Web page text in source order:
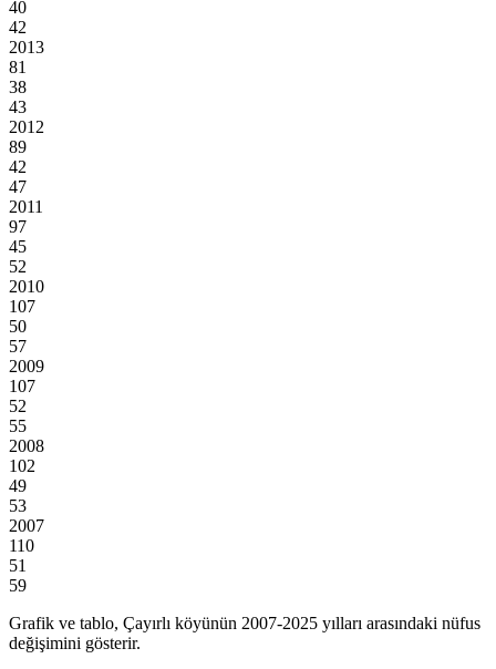
40
42
2013
81
38
43
2012
89
42
47
2011
97
45
52
2010
107
50
57
2009
107
52
55
2008
102
49
53
2007
110
51
59
Grafik ve tablo, Çayırlı köyünün 2007-2025 yılları arasındaki nüfus
değişimini gösterir.